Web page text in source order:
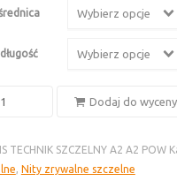
Wybierz opcje
długość Wybierz opcje
Dodaj do wyceny
TECHNIK SZCZELNY A2 A2 POW
, Nity zrywalne szczelne